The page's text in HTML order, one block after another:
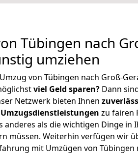
Tübingen nach
umziehen
von Tübingen nach Groß-
viel Geld sparen? Dann
Netzwerk bieten Ihnen
zu fairen
anderes als die wichtigen Dinge in
müssen. Weiterhin verfügen wir
mit Umzügen von Tübingen